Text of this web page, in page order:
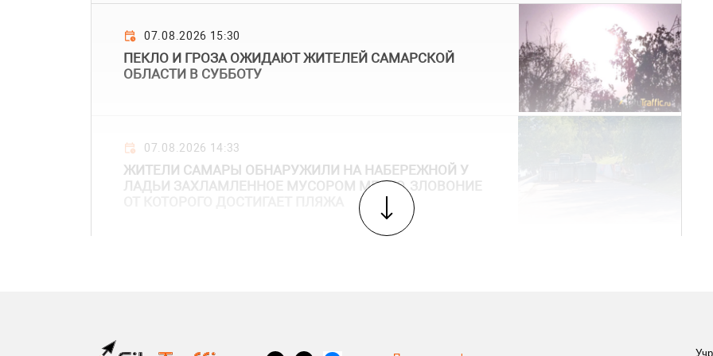
07.08.2026 15:30
ПЕКЛО И ГРОЗА ОЖИДАЮТ ЖИТЕЛЕЙ САМАРСКОЙ
ОБЛАСТИ В СУББОТУ
07.08.2026 14:33
ЖИТЕЛИ САМАРЫ ОБНАРУЖИЛИ НА НАБЕРЕЖНОЙ У
ЛАДЬИ ЗАХЛАМЛЕННОЕ МУСОРОМ МЕСТО, ЗЛОВОНИЕ